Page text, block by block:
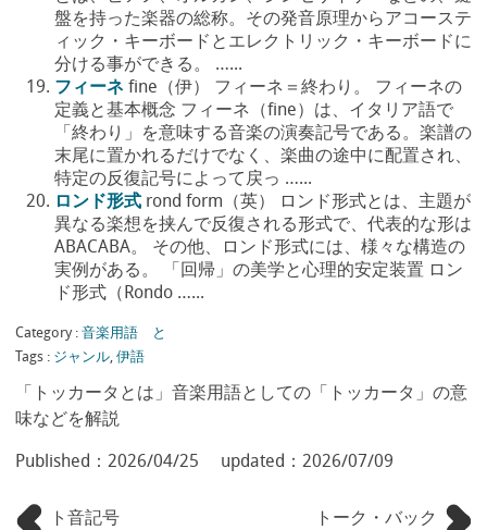
盤を持った楽器の総称。その発音原理からアコーステ
ィック・キーボードとエレクトリック・キーボードに
分ける事ができる。 …...
フィーネ fine（伊） フィーネ＝終わり。 フィーネの
定義と基本概念 フィーネ（fine）は、イタリア語で
「終わり」を意味する音楽の演奏記号である。楽譜の
末尾に置かれるだけでなく、楽曲の途中に配置され、
特定の反復記号によって戻っ …...
ロンド形式 rond form（英） ロンド形式とは、主題が
異なる楽想を挟んで反復される形式で、代表的な形は
ABACABA。 その他、ロンド形式には、様々な構造の
実例がある。 「回帰」の美学と心理的安定装置 ロン
ド形式（Rondo …...
Category : 音楽用語 と
Tags : ジャンル, 伊語
「トッカータとは」音楽用語としての「トッカータ」の意
味などを解説
Published： 2026/04/25 updated： 2026/07/09
ト音記号 トーク・バック